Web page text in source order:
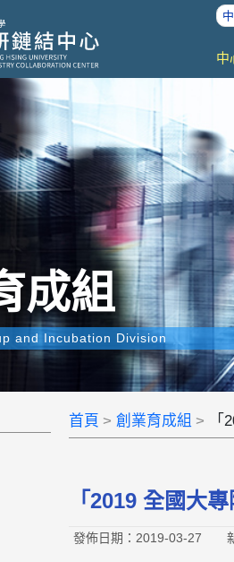
中
成組
and Incubation Division
首頁 創業育成組 「
「2019 全國大
發佈日期：2019-03-27